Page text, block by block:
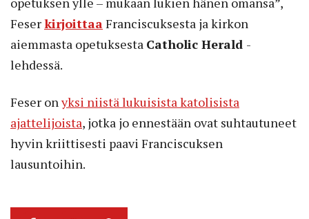
FeserkirjoittaaFranciscuksesta ja kirkon
aiemmasta opetuksesta Catholic Herald -
lehdessä.
Feser onyksi niistä lukuisista katolisista
ajattelijoista, jotka jo ennestään ovat suhtautuneet
hyvin kriittisesti paavi Franciscuksen
lausuntoihin.